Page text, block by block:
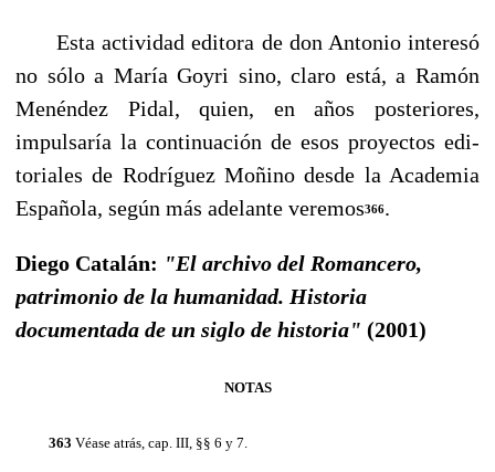
Esta actividad editora de don Antonio interesó
no sólo a María Goyri sino, claro está, a Ramón
Menéndez Pidal, quien, en años posteriores,
impulsaría la continuación de esos proyectos edi­
toriales de Rodríguez Moñino desde la Academia
Española, según más adelante veremos366.
Diego Catalán: "El archivo del Romancero,
patrimonio de la humanidad. Historia
documentada de un siglo de historia" (2001)
NOTAS
363 Véase atrás, cap. III, §§ 6 y 7.